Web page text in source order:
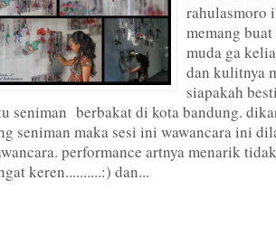
rahulasmoro
memang
muda ga
dan kulitnya
siapakah
seniman berbakat di kota bandung.
seniman maka sesi ini wawancara ini
performance artnya menarik
keren..........:) dan...